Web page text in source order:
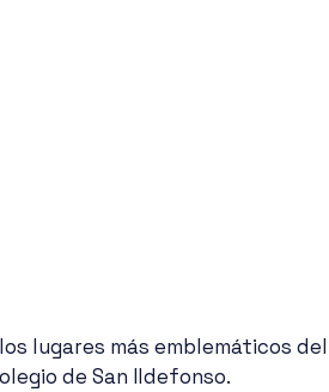
lugares más emblemáticos
de San Ildefonso.